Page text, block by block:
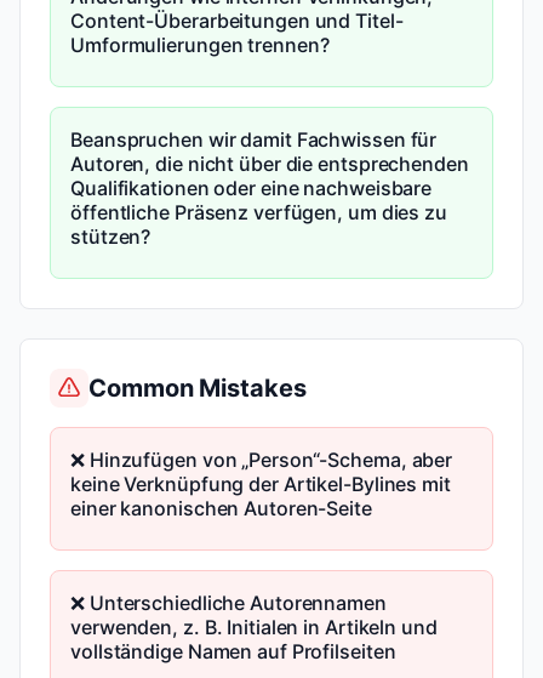
Content-Überarbeitungen und Titel-
Umformulierungen trennen?
Beanspruchen wir damit Fachwissen für
Autoren, die nicht über die entsprechenden
Qualifikationen oder eine nachweisbare
öffentliche Präsenz verfügen, um dies zu
stützen?
Common Mistakes
❌ Hinzufügen von „Person“-Schema, aber
keine Verknüpfung der Artikel-Bylines mit
einer kanonischen Autoren-Seite
❌ Unterschiedliche Autorennamen
verwenden, z. B. Initialen in Artikeln und
vollständige Namen auf Profilseiten